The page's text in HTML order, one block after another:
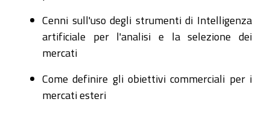
Cenni sull'uso degli strumenti di Intelligenza
artificiale per l'analisi e la selezione dei
mercati
Come definire gli obiettivi commerciali per i
mercati esteri